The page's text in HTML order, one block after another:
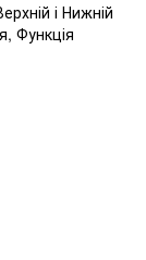
і Нижній
Функція